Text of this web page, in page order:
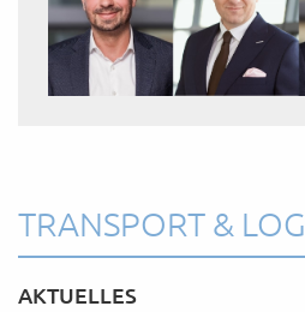
TRANSPORT &
AKTUELLES